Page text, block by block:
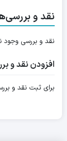
نقد و
نقد و بررسی وجود
افزودن نقد و
برای ثبت نقد و